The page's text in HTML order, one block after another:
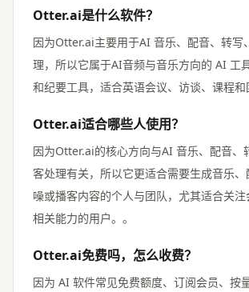
Otter.ai是什么软件？
因为Otter.ai主要用于AI 音乐、配音、转写
理，所以它属于AI音频与音乐方向的 AI 工
和纪要工具，适合英语会议、访谈、课程和
Otter.ai适合哪些人使用？
因为Otter.ai的核心方向与AI 音乐、配音、
客处理有关，所以它更适合需要生成音乐
噪或播客内容的个人与团队，尤其适合关
相关能力的用户。。
Otter.ai免费吗，怎么收费？
因为 AI 软件常见免费额度、订阅会员、按